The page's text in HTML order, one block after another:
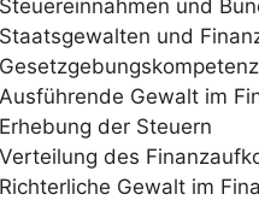
Steuereinnahmen und
Staatsgewalten und
Ausführende Gewalt im
Erhebung der Steuern
Verteilung des
Richterliche Gewalt im